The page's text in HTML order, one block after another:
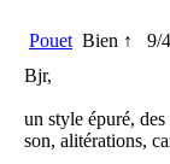
Pouet Bien ↑
9/
Bjr,
un style épuré,
son, alitérations,